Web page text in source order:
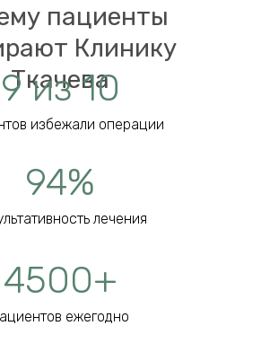
пациенты
Клинику
Ткачева
избежали операции
9 из 10
94%
лечения
4500+
ежегодно